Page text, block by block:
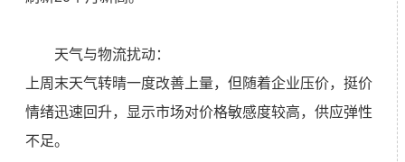
天气与物流扰动：
上周末天气转晴一度改善上量，但随着企业压价，挺价
情绪迅速回升，显示市场对价格敏感度较高，供应弹性
不足。